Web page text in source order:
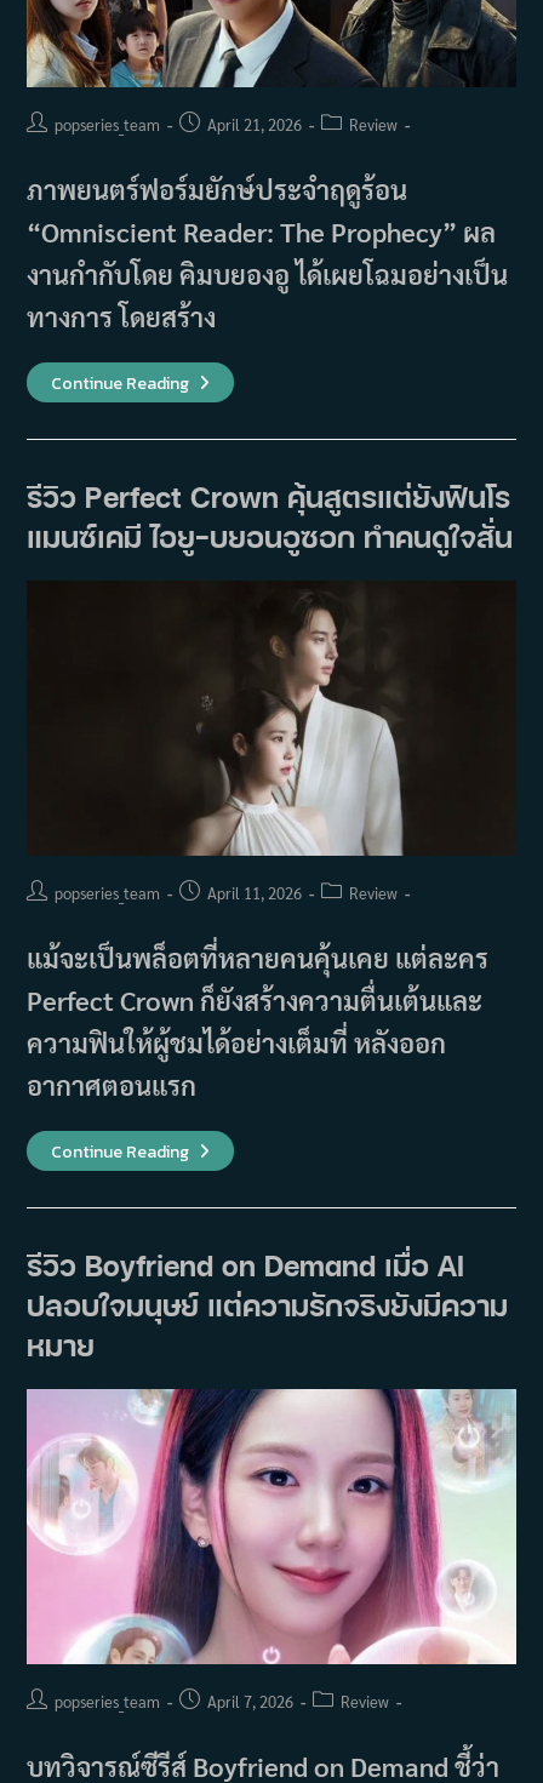
Postpopseries_team
PostApril 21, 2026
PostReview
ภาพยนตร์ฟอร์มยักษ์ประจำฤดูร้อน
“Omniscient Reader: The Prophecy” ผล
งานกำกับโดย คิมบยองอู ได้เผยโฉมอย่างเป็น
ทางการ โดยสร้าง
Continue Readingรีวิว
Omniscient
Prophecy
โลก
ใหม่
หลัง
ข้าม
กำแพง
ความ
รีวิว Perfect Crown คุ้นสูตรแต่ยังฟินโร
แมนซ์เคมี ไอยู–บยอนอูซอก ทำคนดูใจสั่น
Postpopseries_team
PostApril 11, 2026
PostReview
แม้จะเป็นพล็อตที่หลายคนคุ้นเคย แต่ละคร
Perfect Crown ก็ยังสร้างความตื่นเต้นและ
ความฟินให้ผู้ชมได้อย่างเต็มที่ หลังออก
อากาศตอนแรก
Continue Readingรีวิว
Perfect
ยัง
ฟิน
แมน
ซ์
ยอน
อู
ซอก
ทำ
คน
ดูใจ
สั่น
รีวิว Boyfriend on Demand เมื่อ AI
ปลอบใจมนุษย์ แต่ความรักจริงยังมีความ
หมาย
Postpopseries_team
PostApril 7, 2026
PostReview
บทวิจารณ์ซีรีส์ Boyfriend on Demand ชี้ว่า